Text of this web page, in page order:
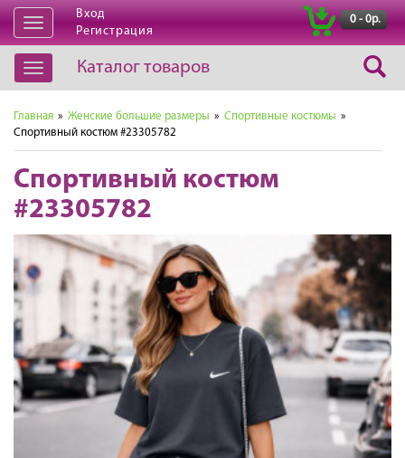
Открыть
навигацию
Вход
Регистрация
0 - 0р.
Открыть
навигацию
Каталог товаров
Главная » Женские большие размеры » Спортивные костюмы »
Спортивный костюм #23305782
Спортивный костюм
#23305782